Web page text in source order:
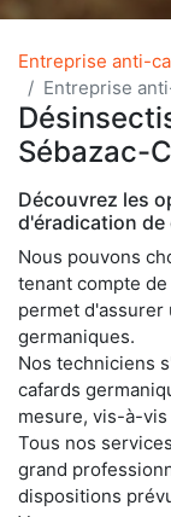
Entreprise anti-
Entreprise
Sébazac-
Découvrez les
d'éradication
Nous pouvons
tenant compte
permet d'assurer
germaniques.
Nos techniciens
cafards
mesure, vis-à-
Tous nos
grand
dispositions